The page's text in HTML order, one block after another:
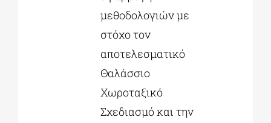
μεθοδολογιών με
στόχο τον
αποτελεσματικό
Θαλάσσιο
Χωροταξικό
Σχεδιασμό και την